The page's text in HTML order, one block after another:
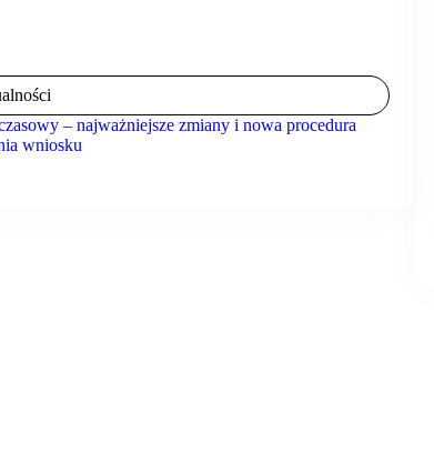
– najważniejsze zmiany i nowa procedura
wniosku